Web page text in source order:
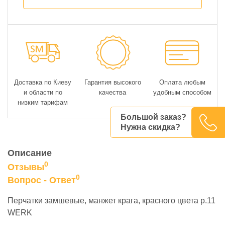
Большой заказ?
Нужна скидка?
Доставка по Киеву
и области по
низким тарифам
Гарантия высокого
качества
Оплата любым
удобным способом
Описание
Отзывы0
Вопрос - Ответ0
Перчатки замшевые, манжет крага, красного цвета р.11
WERK